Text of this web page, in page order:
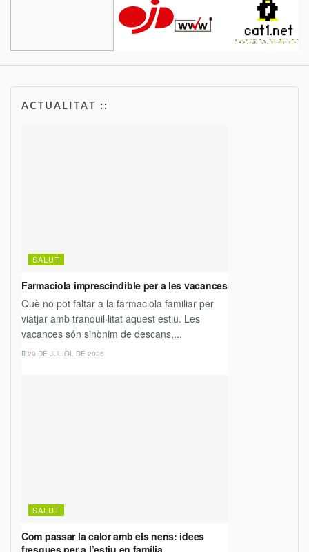
ACTUALITAT ::